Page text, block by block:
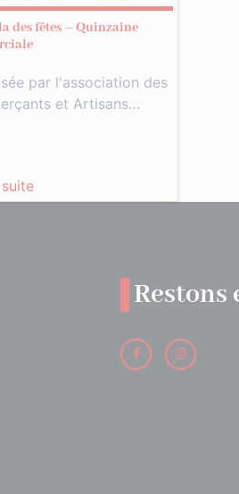
des fêtes – Quinzaine
par l'association des
et Artisans…
Restons